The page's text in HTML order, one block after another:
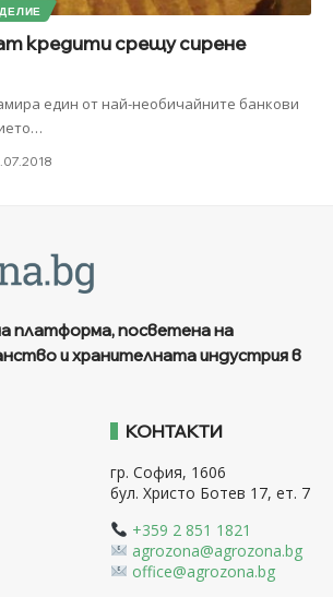
кредити срещу сирене
един от най-необичайните банкови
…
платформа, посветена на
и хранителната индустрия в
КОНТАКТИ
гр. София, 1606
бул. Христо Ботев 17, ет. 7
+359 2 851 1821
agrozona@agrozona.bg
office@agrozona.bg